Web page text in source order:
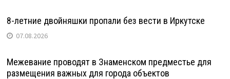
8-летние двойняшки пропали без вести в Иркутске
07.08.2026
Межевание проводят в Знаменском предместье для
размещения важных для города объектов